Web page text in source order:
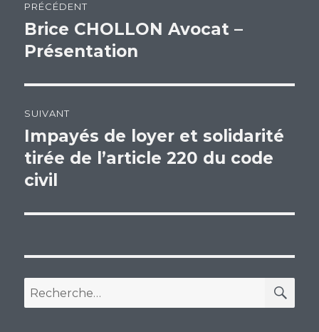
de
l’article
PRÉCÉDENT
Article
précédent :
Brice CHOLLON Avocat –
Présentation
SUIVANT
Article
suivant :
Impayés de loyer et solidarité
tirée de l’article 220 du code
civil
Recherche
pour